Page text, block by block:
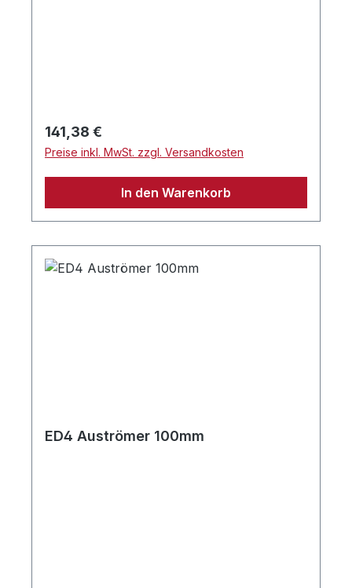
Regulärer Preis:
141,38 €
Preise inkl. MwSt. zzgl. Versandkosten
In den Warenkorb
ED4 Auströmer 100mm